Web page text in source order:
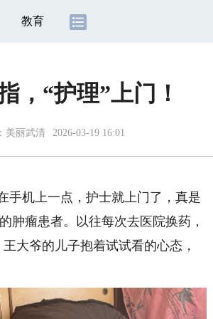
教育
，“护理”上门！
美丽武清 2026-03-19 16:01
机上一点，护士就上门了，真是
肿瘤患者。以往每次去医院换药，
大爷的儿子抱着试试看的心态，